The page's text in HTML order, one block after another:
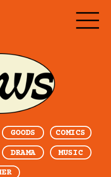
GOODS COMICS
DRAMA MUSIC